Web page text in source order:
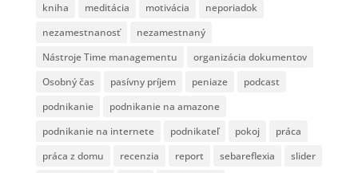
kniha
meditácia motivácia
neporiadok
nezamestnanosť
nezamestnaný
Nástroje Time managementu
organizácia dokumentov
Osobný čas
pasívny príjem peniaze
podcast
podnikanie
podnikanie na amazone
podnikanie na internete
podnikateľ pokoj
práca
práca z domu
recenzia report sebareflexia
slider